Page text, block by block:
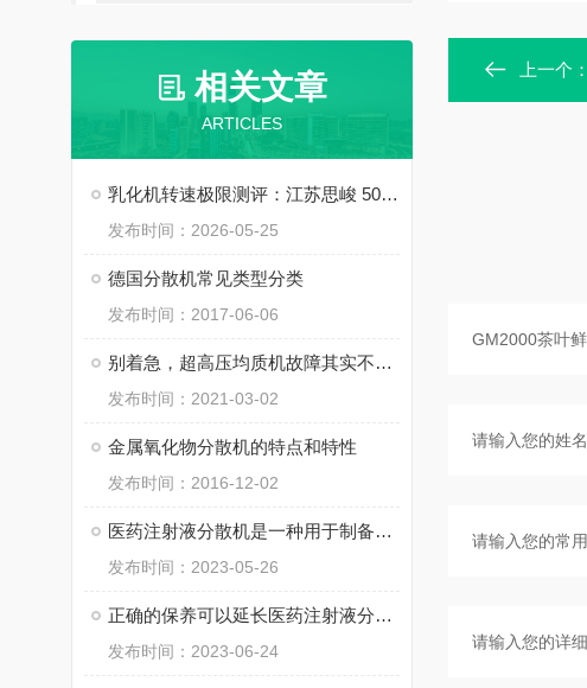
相关文章
ARTICLES
乳化机转速极限测评：江苏思峻 5000-6000 转 / 分与行业常规机型对比（附FAQ常见问题解答）
发布时间：2026-05-25
德国分散机常见类型分类
发布时间：2017-06-06
别着急，超高压均质机故障其实不难解决
发布时间：2021-03-02
金属氧化物分散机的特点和特性
发布时间：2016-12-02
医药注射液分散机是一种用于制备注射溶液的高效设备
发布时间：2023-05-26
正确的保养可以延长医药注射液分散器使用寿命并确保操作安全
发布时间：2023-06-24
上一个：